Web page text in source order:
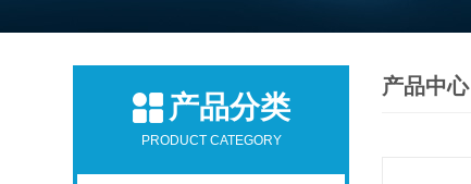
产品分类
PRODUCT CATEGORY
产品中心